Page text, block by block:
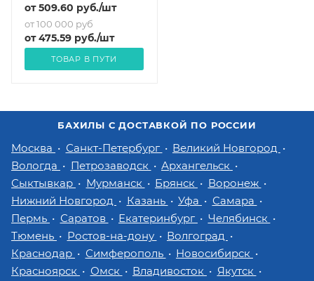
от509.60 руб./шт
от 100 000 руб
от475.59 руб./шт
ТОВАР В ПУТИ
БАХИЛЫ С ДОСТАВКОЙ ПО РОССИИ
Москва Санкт-Петербург
Великий Новгород
Вологда
Петрозаводск
Архангельск
Сыктывкар
Мурманск Брянск
Воронеж
Нижний Новгород
Казань Уфа
Самара
Пермь
Саратов Екатеринбург
Челябинск
Тюмень
Ростов-на-дону
Волгоград
Краснодар
Симферополь
Новосибирск
Красноярск
Омск Владивосток
Якутск